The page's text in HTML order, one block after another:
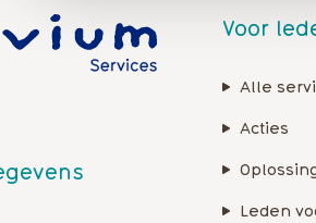
Voor
Alle
Acties
Leden